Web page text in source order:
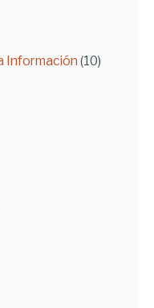
Información (10)